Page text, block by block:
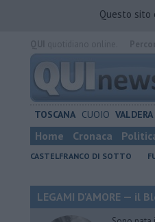
Questo sito
TOSCANA CUOIO VALDERA
Home Cronaca
CASTELFRANCO DI SOTTO
LEGAMI D'AMORE — il